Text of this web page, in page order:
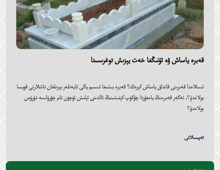
قەبرە ياساش ۋە ئۇنىڭغا خەت يېزىش توغرىسىدا
ئىسلامدا قەبرىنى قانداق ياساش كېرەك؟ قەبرە بىشىغا ئىسىم ياكى ئايەتلەر يېزىلغان تاشلارنى قويسا
بولامدۇ؟، ئەگەر قەبرىنىڭ يامغۇردا چۆكۈپ كېتىشىنىڭ ئالدىنى ئېلىش ئۈچۈن تام چۆرۈلسە دۇرۇس
بولامدۇ؟
تەپسىلاتى